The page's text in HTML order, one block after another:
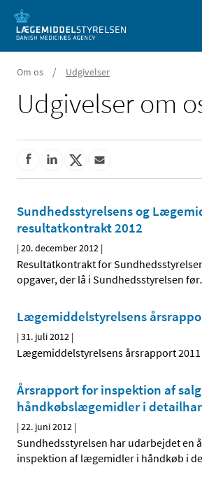
Om os / Udgivelser
Udgivelser om
Sundhedsstyrelsens og
resultatkontrakt 2012
|20. december 2012 |
Resultatkontrakt for
opgaver, der lå i Sundhedsstyrelsen før
Lægemiddelstyrelsens
|31. juli 2012 |
Lægemiddelstyrelsens årsrapport 2011
Årsrapport for inspektion af
håndkøbslægemidler i
|22. juni 2012 |
Sundhedsstyrelsen har udarbejdet en
inspektion af lægemidler i håndkøb i